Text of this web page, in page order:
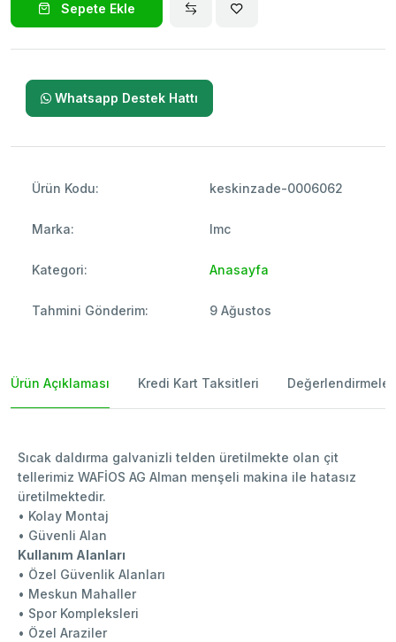
Sepete Ekle
Whatsapp Destek Hattı
Ürün Kodu: keskinzade-0006062
Marka: Imc
Kategori: Anasayfa
Tahmini Gönderim: 9 Ağustos
Ürün Açıklaması Kredi Kart Taksitleri Değerlendirmeler
Sıcak daldırma galvanizli telden üretilmekte olan çit
tellerimiz WAFİOS AG Alman menşeli makina ile hatasız
üretilmektedir.
• Kolay Montaj
• Güvenli Alan
Kullanım Alanları
• Özel Güvenlik Alanları
• Meskun Mahaller
• Spor Kompleksleri
• Özel Araziler